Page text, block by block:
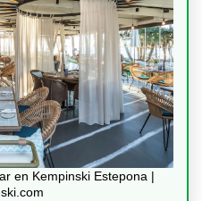
en Kempinski Estepona |